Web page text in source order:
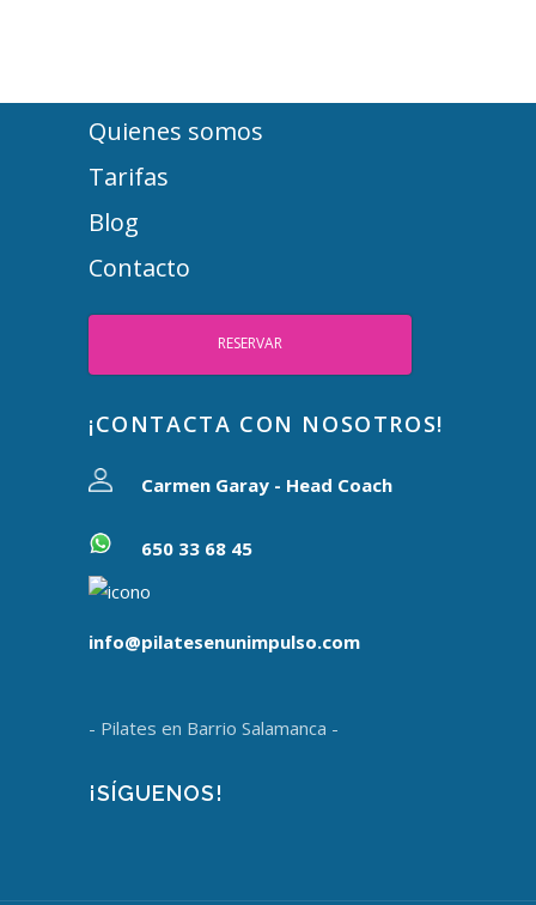
Quienes somos
Tarifas
Blog
Contacto
RESERVAR
¡CONTACTA CON NOSOTROS!
Carmen Garay - Head Coach
650 33 68 45
info@pilatesenunimpulso.com
- Pilates en Barrio Salamanca -
¡SÍGUENOS!